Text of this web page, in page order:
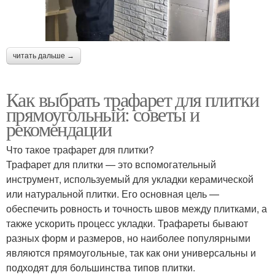
читать дальше →
Как выбрать трафарет для плитки
прямоугольный: советы и
рекомендации
Что такое трафарет для плитки?
Трафарет для плитки — это вспомогательный
инструмент, используемый для укладки керамической
или натуральной плитки. Его основная цель —
обеспечить ровность и точность швов между плитками, а
также ускорить процесс укладки. Трафареты бывают
разных форм и размеров, но наиболее популярными
являются прямоугольные, так как они универсальны и
подходят для большинства типов плитки.